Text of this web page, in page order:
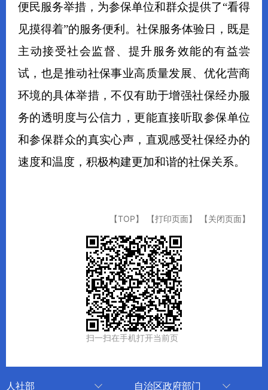
便民服务举措，为参保单位和群众提供了“看得
见摸得着”的服务便利。社保服务体验日， 既是
主动接受社会监督、提升服务效能的有益尝
试，也是推动社保事业高质量发展、优化营商
环境的具体举措，不仅有助于增强社保经办服
务的透明度与公信力，更能直接听取参保单位
和参保群众的真实心声 ， 直观感受社保经办的
速度和温度，积极构建更加和谐的社保关系。
【TOP】 【打印页面】 【关闭页面】
扫一扫在手机打开当前页
人社部 自治区政府部门